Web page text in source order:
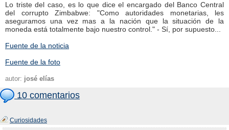
Lo triste del caso, es lo que dice el encargado del Banco Central
del corrupto Zimbabwe: "Como autoridades monetarias, les
aseguramos una vez mas a la nación que la situación de la
moneda está totalmente bajo nuestro control." - Sí, por supuesto...
Fuente de la noticia
Fuente de la foto
autor: josé elías
10 comentarios
Curiosidades